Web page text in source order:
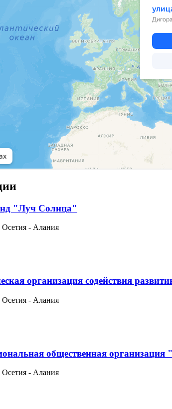
"Луч Солнца"
Осетия - Алания
организация содействия
Осетия - Алания
общественная
Осетия - Алания